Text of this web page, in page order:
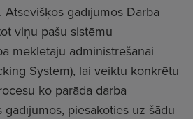
Atsevišķos gadījumos Darba
viņu pašu sistēmu
meklētāju administrēšanai
System), lai veiktu konkrētu
ko parāda darba
gadījumos, piesakoties uz šādu